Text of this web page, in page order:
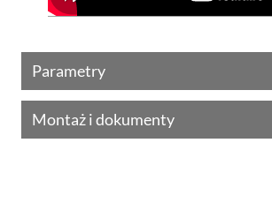
Parametry
Montaż i dokumenty